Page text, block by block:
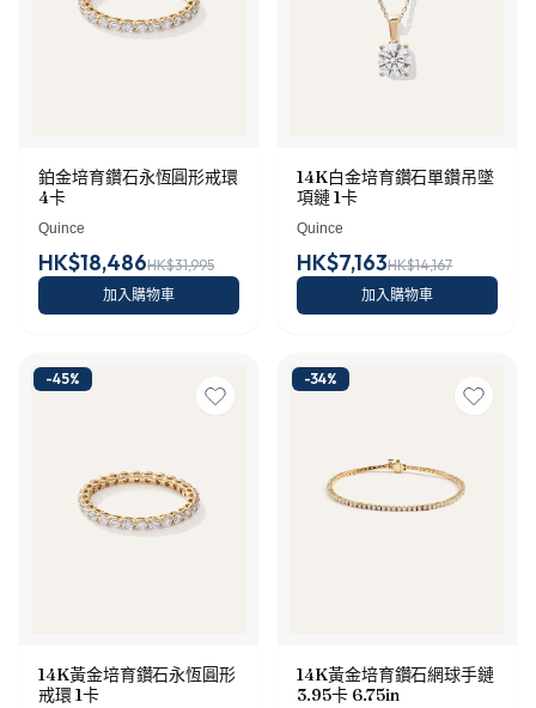
鉑金培育鑽石永恆圓形戒環
4卡
Quince
HK$18,486HK$31,995
加入購物車
14K白金培育鑽石單鑽吊墜
項鏈 1卡
Quince
HK$7,163HK$14,167
加入購物車
-45%
14K黃金培育鑽石永恆圓形
戒環 1卡
-34%
14K黃金培育鑽石網球手鏈
3.95卡 6.75in